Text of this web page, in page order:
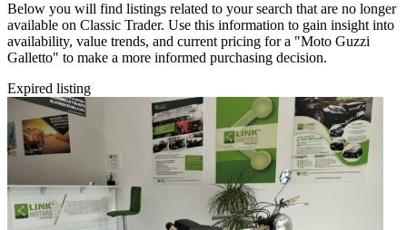
Below you will find listings related to your search that are no longer
available on Classic Trader. Use this information to gain insight into
availability, value trends, and current pricing for a "Moto Guzzi
Galletto" to make a more informed purchasing decision.
Expired listing